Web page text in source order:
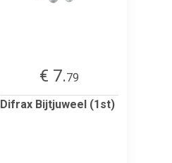
€ 7.79
Difrax Bijtjuweel (1st)